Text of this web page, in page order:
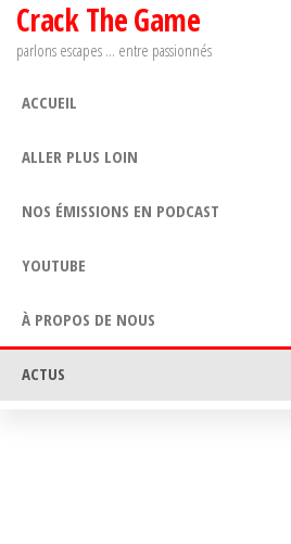
Passer
Crack The Game
parlons escapes … entre passionnés
ACCUEIL
ALLER PLUS LOIN
NOS ÉMISSIONS EN PODCAST
YOUTUBE
À PROPOS DE NOUS
ACTUS